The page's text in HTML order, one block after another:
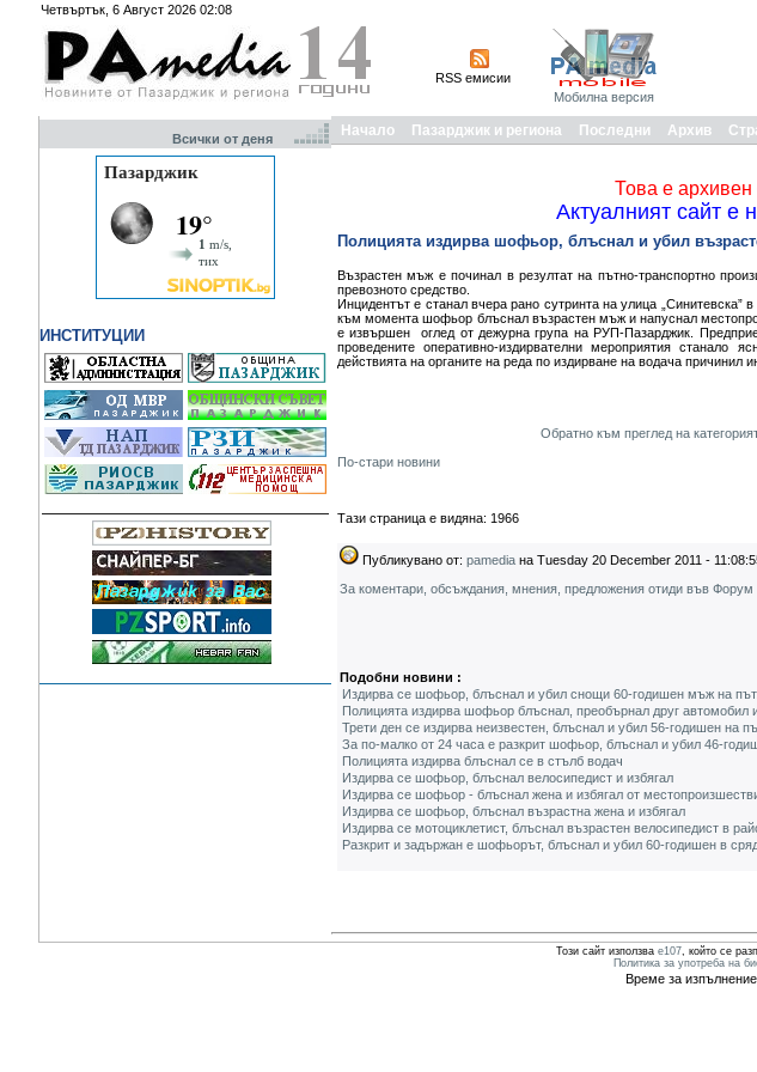
Четвъртък, 6 Август 2026 02:08
RSS емисии
Мобилна версия
Всички от деня
ИНСТИТУЦИИ
Начало Пазарджик и региона Последни Архив
Това е архивен
Актуалният сайт е
Полицията издирва шофьор, блъснал и убил
Възрастен мъж е починал в резултат на пътно-транспортно
превозното средство.
Инцидентът е станал вчера рано сутринта на улица
към момента шофьор блъснал възрастен мъж и напуснал
е извършен оглед от дежурна група на РУП-Пазарджик.
проведените оперативно-издирвателни мероприятия
действията на органите на реда по издирване на водача причинил
Обратно към преглед на
По-стари новини
Тази страница е видяна: 1966
Публикувано от: pamedia на Tuesday 20 December 2011 -
За коментари, обсъждания, мнения, предложения отиди във
Подобни новини :
Издирва се шофьор, блъснал и убил снощи 60-годишен мъж на
Полицията издирва шофьор блъснал, преобърнал друг автомобил
Трети ден се издирва неизвестен, блъснал и убил 56-годишен на
За по-малко от 24 часа е разкрит шофьор, блъснал и убил 46-
Полицията издирва блъснал се в стълб водач
Издирва се шофьор, блъснал велосипедист и избягал
Издирва се шофьор - блъснал жена и избягал от
Издирва се шофьор, блъснал възрастна жена и избягал
Издирва се мотоциклетист, блъснал възрастен велосипедист в
Разкрит и задържан е шофьорът, блъснал и убил 60-годишен в
Този сайт използва e107, който се
Политика за употреба на
Време за